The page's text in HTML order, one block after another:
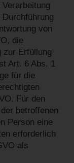
von
die
zur Erfüllung
Art. 6 Abs. 1
für die
Für den
betroffenen
Person eine
erforderlich
als